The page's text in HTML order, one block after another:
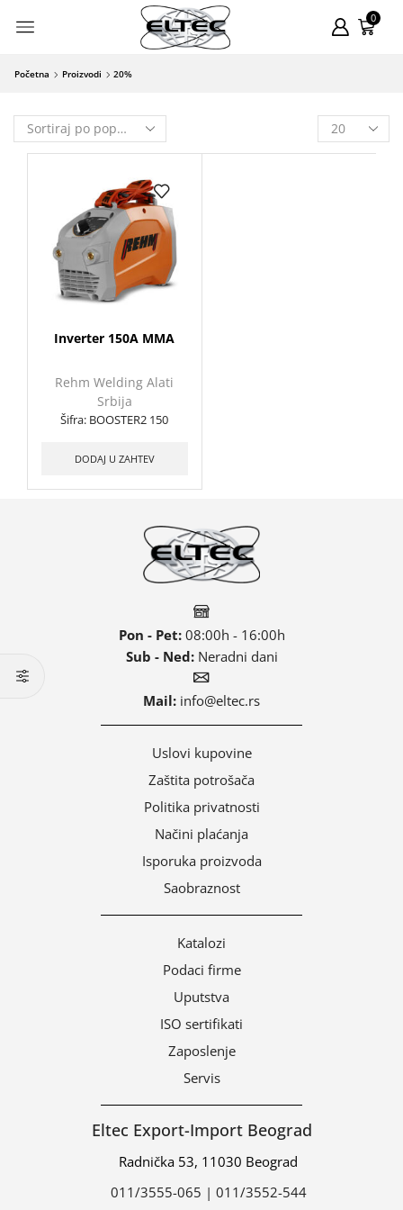
0
Početna Proizvodi 20%
Inverter 150A MMA
Rehm Welding Alati
Srbija
Šifra: BOOSTER2 150
DODAJ U ZAHTEV
Pon - Pet:08:00h - 16:00h
Sub - Ned:Neradni dani
Mail: info@eltec.rs
Uslovi kupovine
Zaštita potrošača
Politika privatnosti
Načini plaćanja
Isporuka proizvoda
Saobraznost
Katalozi
Podaci firme
Uputstva
ISO sertifikati
Zaposlenje
Servis
Eltec Export-Import Beograd
Radnička 53, 11030 Beograd
011/3555-065 | 011/3552-544